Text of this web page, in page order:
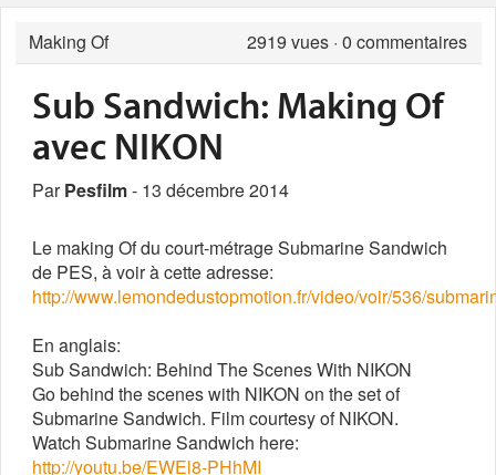
Making Of 2919 vues · 0 commentaires
Sub Sandwich: Making Of
avec NIKON
ParPesfilm- 13 décembre 2014
Le making Of du court-métrage Submarine Sandwich
de PES, à voir à cette adresse:
http://www.lemondedustopmotion.fr/video/voir/536/
En anglais:
Sub Sandwich: Behind The Scenes With NIKON
Go behind the scenes with NIKON on the set of
Submarine Sandwich. Film courtesy of NIKON.
Watch Submarine Sandwich here:
http://youtu.be/EWEl8-PHhMI